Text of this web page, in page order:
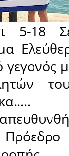
5-18
γεγονός